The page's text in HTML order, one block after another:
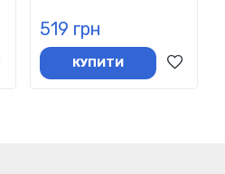
519 грн
КУПИТИ